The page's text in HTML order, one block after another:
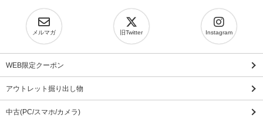
メルマガ 旧Twitter Instagram
WEB限定クーポン
アウトレット掘り出し物
中古(PC/スマホ/カメラ)